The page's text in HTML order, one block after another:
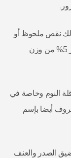
نقص ملحوظ أو
زيادة في الوزن ويمكن أن يقاس ذلك بتغيُر 5% من وزن
النوم وخاصة في
أيضا بإسم
الصدر والعنف